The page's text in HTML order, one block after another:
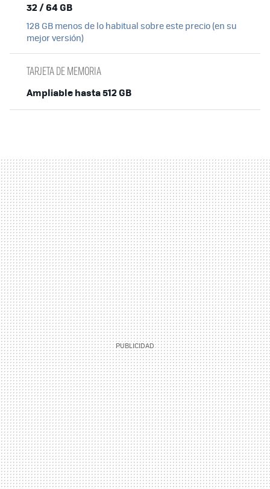
32 / 64 GB
128 GB menos de lo habitual sobre este precio (en su
mejor versión)
TARJETA DE MEMORIA
Ampliable hasta 512 GB